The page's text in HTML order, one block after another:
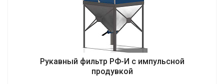
Рукавный фильтр РФ-И с импульсной
продувкой